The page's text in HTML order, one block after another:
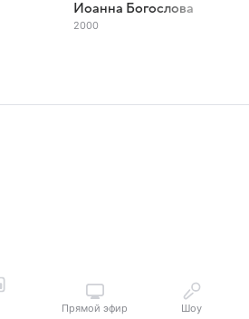
Иоанна Богослова
2000
Прямой эфир Шоу